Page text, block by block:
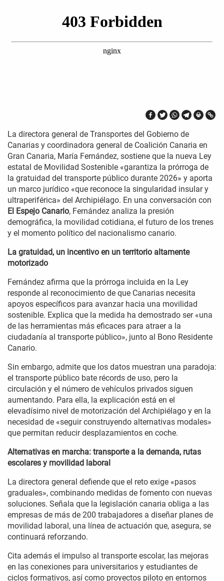
La directora general de Transportes del Gobierno de
Canarias y coordinadora general de Coalición Canaria en
Gran Canaria, María Fernández, sostiene que la nueva Ley
estatal de Movilidad Sostenible «garantiza la prórroga de
la gratuidad del transporte público durante 2026» y aporta
un marco jurídico «que reconoce la singularidad insular y
ultraperiférica» del Archipiélago. En una conversación con
El Espejo Canario, Fernández analiza la presión
demográfica, la movilidad cotidiana, el futuro de los trenes
y el momento político del nacionalismo canario.
La gratuidad, un incentivo en un territorio altamente
motorizado
Fernández afirma que la prórroga incluida en la Ley
responde al reconocimiento de que Canarias necesita
apoyos específicos para avanzar hacia una movilidad
sostenible. Explica que la medida ha demostrado ser «una
de las herramientas más eficaces para atraer a la
ciudadanía al transporte público», junto al Bono Residente
Canario.
Sin embargo, admite que los datos muestran una paradoja:
el transporte público bate récords de uso, pero la
circulación y el número de vehículos privados siguen
aumentando. Para ella, la explicación está en el
elevadísimo nivel de motorización del Archipiélago y en la
necesidad de «seguir construyendo alternativas modales»
que permitan reducir desplazamientos en coche.
Alternativas en marcha: transporte a la demanda, rutas
escolares y movilidad laboral
La directora general defiende que el reto exige «pasos
graduales», combinando medidas de fomento con nuevas
soluciones. Señala que la legislación canaria obliga a las
empresas de más de 200 trabajadores a diseñar planes de
movilidad laboral, una línea de actuación que, asegura, se
continuará reforzando.
Cita además el impulso al transporte escolar, las mejoras
en las conexiones para universitarios y estudiantes de
ciclos formativos, así como proyectos piloto en entornos